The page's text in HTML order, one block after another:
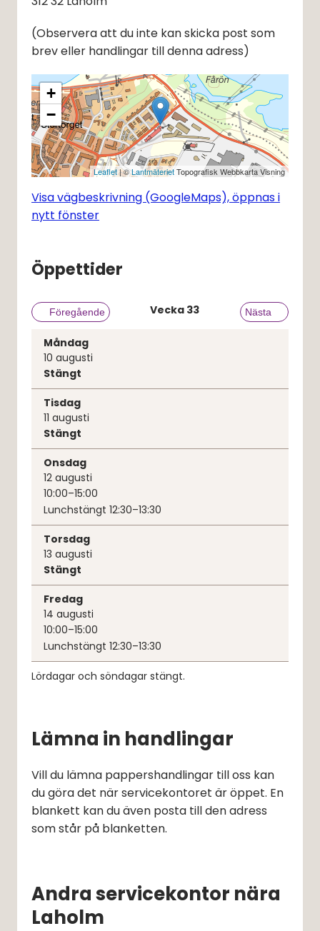
(Observera att du inte kan skicka post som
brev eller handlingar till denna adress)
+
−
Leaflet| ©LantmäterietTopografisk Webbkarta Visning
Visa vägbeskrivning (GoogleMaps), öppnas i
nytt fönster
Öppettider
Föregående vecka
Föregående Vecka 33 Nästa vecka
Nästa
Måndag
10 augusti
Stängt
Tisdag
11 augusti
Stängt
Onsdag
12 augusti
10:00–15:00
Lunchstängt 12:30–13:30
Torsdag
13 augusti
Stängt
Fredag
14 augusti
10:00–15:00
Lunchstängt 12:30–13:30
Lördagar och söndagar stängt.
Lämna in handlingar
Vill du lämna pappershandlingar till oss kan
du göra det när servicekontoret är öppet. En
blankett kan du även posta till den adress
som står på blanketten.
Andra servicekontor nära
Laholm